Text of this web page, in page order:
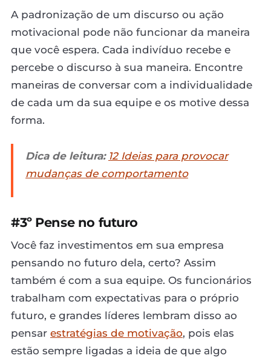
A padronização de um discurso ou ação
motivacional pode não funcionar da maneira
que você espera. Cada indivíduo recebe e
percebe o discurso à sua maneira. Encontre
maneiras de conversar com a individualidade
de cada um da sua equipe e os motive dessa
forma.
Dica de leitura: 12 Ideias para provocar
mudanças de comportamento
#3º Pense no futuro
Você faz investimentos em sua empresa
pensando no futuro dela, certo? Assim
também é com a sua equipe. Os funcionários
trabalham com expectativas para o próprio
futuro, e grandes líderes lembram disso ao
pensar estratégias de motivação, pois elas
estão sempre ligadas a ideia de que algo